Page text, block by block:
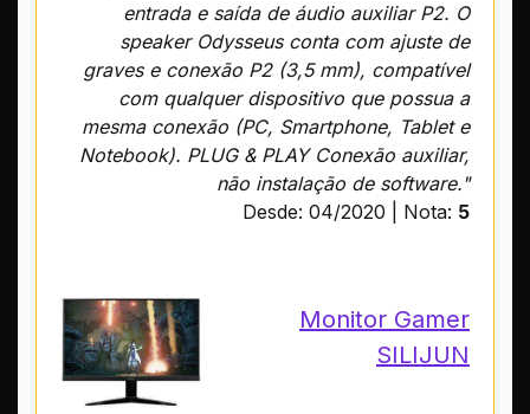
entrada e saída de áudio auxiliar P2. O
speaker Odysseus conta com ajuste de
graves e conexão P2 (3,5 mm), compatível
com qualquer dispositivo que possua a
mesma conexão (PC, Smartphone, Tablet e
Notebook). PLUG & PLAY Conexão auxiliar,
não instalação de software."
Desde: 04/2020 | Nota: 5
Monitor Gamer
SILIJUN